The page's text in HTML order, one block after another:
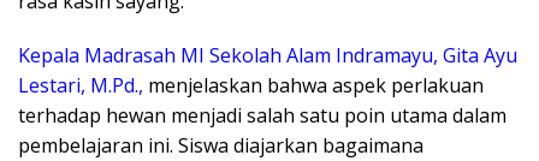
​Kepala Madrasah MI Sekolah Alam Indramayu, Gita Ayu
Lestari, M.Pd., menjelaskan bahwa aspek perlakuan
terhadap hewan menjadi salah satu poin utama dalam
pembelajaran ini. Siswa diajarkan bagaimana